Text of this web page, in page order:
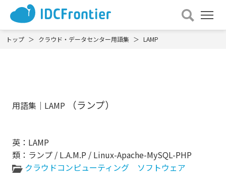
メ
ニュー
トップ クラウド・データセンター用語集 LAMP
用語集｜LAMP （ランプ）
英：LAMP
類：ランプ / L.A.M.P / Linux-Apache-MySQL-PHP
クラウドコンピューティング
ソフトウェア